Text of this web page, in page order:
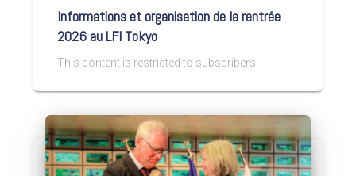
Informations et organisation de la rentrée
2026 au LFI Tokyo
This content is restricted to subscribers